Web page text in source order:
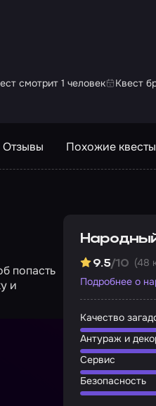
смотрит 1 человек Квест
Отзывы Похожие квесты
попасть
и
9.5/10 (48
Подробнее о
Качество
Антураж и
Сервис
Безопасность